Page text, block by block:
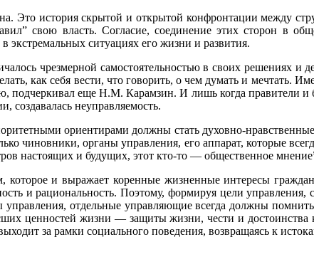
Это история скрытой и открытой конфронтации между
свою власть. Согласие, соединение этих сторон в
экстремальных ситуациях его жизни и развития.
чрезмерной самостоятельностью в своих решениях
как себя вести, что говорить, о чем думать и мечтать.
еще Н.М. Карамзин. И лишь когда правители и
неуправляемость.
ориентирами должны стать духовно-
чиновники, органы управления, его аппарат, которые
настоящих и будущих, этот кто-то — общественное
и выражает коренные жизненные интересы
и рациональность. Поэтому, формируя цели
отдельные управляющие всегда должны
ценностей жизни — защиты жизни, чести и достоинства
за рамки социального поведения, возвращаясь к